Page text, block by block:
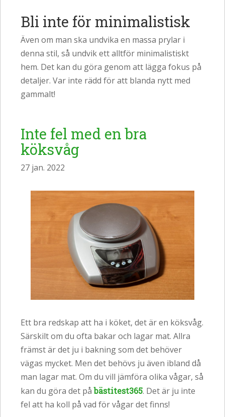
Bli inte för minimalistisk
Även om man ska undvika en massa prylar i
denna stil, så undvik ett alltför minimalistiskt
hem. Det kan du göra genom att lägga fokus på
detaljer. Var inte rädd för att blanda nytt med
gammalt!
Inte fel med en bra
köksvåg
27 jan. 2022
Ett bra redskap att ha i köket, det är en köksvåg.
Särskilt om du ofta bakar och lagar mat. Allra
främst är det ju i bakning som det behöver
vägas mycket. Men det behövs ju även ibland då
man lagar mat. Om du vill jämföra olika vågar, så
kan du göra det påbästitest365. Det är ju inte
fel att ha koll på vad för vågar det finns!